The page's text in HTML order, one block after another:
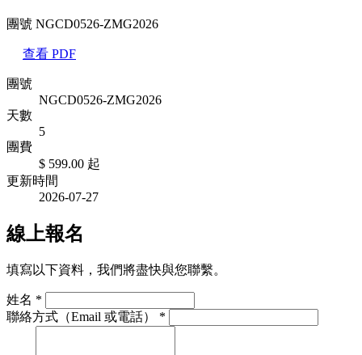
團號 NGCD0526-ZMG2026
查看 PDF
團號
NGCD0526-ZMG2026
天數
5
團費
$ 599.00 起
更新時間
2026-07-27
線上報名
填寫以下資料，我們將盡快與您聯繫。
姓名 *
聯絡方式（Email 或電話） *